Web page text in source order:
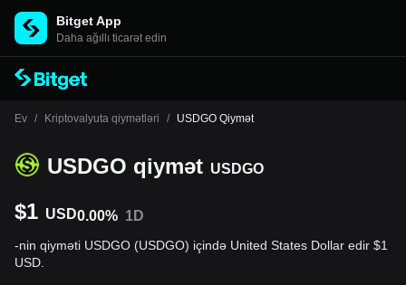
Bitget App
Daha ağıllı ticarət edin
Ev / Kriptovalyuta qiymətləri / USDGO Qiymət
USDGO qiymət USDGO
$1 USD0.00% 1D
-nin qiyməti USDGO (USDGO) içində United States Dollar edir $1
USD.